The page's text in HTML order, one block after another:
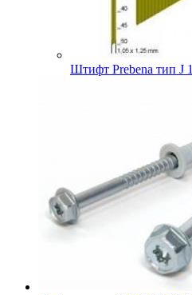
Штифт Prebena тип J